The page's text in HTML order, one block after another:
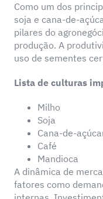
Como um dos
soja e cana-de-
pilares do
produção. A
uso de sementes
Lista de culturas
Milho
Soja
Cana-de-
Café
Mandioca
A dinâmica de
fatores como